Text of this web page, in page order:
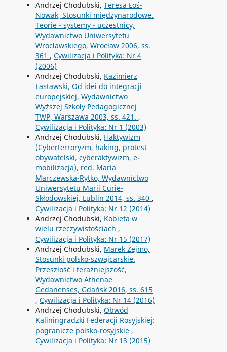
Andrzej Chodubski, Teresa Łoś-
Nowak, Stosunki międzynarodowe.
Teorie - systemy - uczestnicy,
Wydawnictwo Uniwersytetu
Wrocławskiego, Wrocław 2006, ss.
361 , Cywilizacja i Polityka: Nr 4
(2006)
Andrzej Chodubski, Kazimierz
Łastawski, Od idei do integracji
europejskiej, Wydawnictwo
Wyższej Szkoły Pedagogicznej
TWP, Warszawa 2003, ss. 421. ,
Cywilizacja i Polityka: Nr 1 (2003)
Andrzej Chodubski, Haktywizm
(Cyberterroryzm, haking, protest
obywatelski, cyberaktywizm, e-
mobilizacja), red. Maria
Marczewska-Rytko, Wydawnictwo
Uniwersytetu Marii Curie-
Skłodowskiej, Lublin 2014, ss. 340 ,
Cywilizacja i Polityka: Nr 12 (2014)
Andrzej Chodubski, Kobieta w
wielu rzeczywistościach ,
Cywilizacja i Polityka: Nr 15 (2017)
Andrzej Chodubski, Marek Żejmo,
Stosunki polsko-szwajcarskie.
Przeszłość i teraźniejszość,
Wydawnictwo Athenae
Gedanenses, Gdańsk 2016, ss. 615
, Cywilizacja i Polityka: Nr 14 (2016)
Andrzej Chodubski, Obwód
Kaliningradzki Federacji Rosyjskiej:
pogranicze polsko-rosyjskie ,
Cywilizacja i Polityka: Nr 13 (2015)